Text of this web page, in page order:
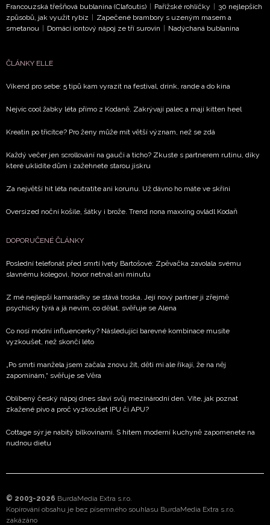
Francouzská třešňová bublanina (Clafoutis)
Pařížské rohlíčky
30 nejlepších
způsobů, jak využít rybíz
Zapečené brambory s uzeným masem a
smetanou
Domácí iontový nápoj ze tří surovin Nadýchaná bublanina
ČLÁNKY ELLE
Víkend pro sebe: 5 tipů kam vyrazit na festival, drink, rande a do kina
Nejvíc cool žabky léta přímo z Kodaně. Zakrývají palec a mají kitten heel
Kreatin po třicítce? Pro ženy může mít větší význam, než se zdá
Každý večer jen scrollování na gauči a ticho? Zkuste s partnerem rutinu, díky
které uklidíte dům i zažehnete starou jiskru
Za největší hit léta neutratíte ani korunu. Už dávno ho máte ve skříni
Oversized noční košile, šátky i brože. Trend nona maxxing ovládl Kodaň
DOPORUČENÉ ČLÁNKY
Poslední telefonát před smrtí Ivety Bartošové: Zpěvačka zavolala svému
slavnému kolegovi, hovor netrval ani minutu
Z mé nejlepší kamarádky se stává troska. Její nový partner ji zřejmě
psychicky týrá a já nevím, co dělat, svěřuje se Alena
Co nosí módní influencerky? Následující barevné kombinace musíte
vyzkoušet, než skončí léto
„Po smrti manžela jsem začala znovu žít, děti mi ale říkají, že na něj
zapomínám,“ svěřuje se Věra
Oblíbený český nápoj dnes slaví svůj mezinárodní den. Víte, jak poznat
zkažené pivo a proč vyzkoušet IPU či APU?
Cottage sýr je nabitý bílkovinami. S hitem moderní kuchyně zapomenete na
nudnou dietu
© 2003-2026 BurdaMedia Extra s.r.o.
Kopírování obsahu je bez písemného souhlasu BurdaMedia Extra s.r.o.
zakázáno